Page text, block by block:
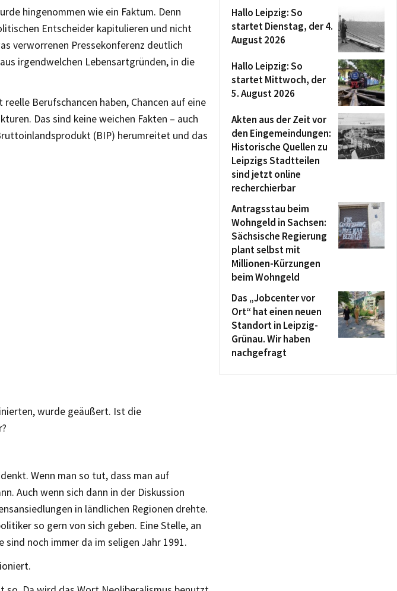
hingenommen wie ein Faktum. Denn
Entscheider kapitulieren und nicht
verworrenen Pressekonferenz deutlich
irgendwelchen Lebensartgründen, in die
Berufschancen haben, Chancen auf eine
Das sind keine weichen Fakten – auch
(BIP) herumreitet und das
wurde geäußert. Ist die
Wenn man so tut, dass man auf
Auch wenn sich dann in der Diskussion
in ländlichen Regionen drehte.
so gern von sich geben. Eine Stelle, an
noch immer da im seligen Jahr 1991.
Hallo Leipzig: So
startet Dienstag, der 4.
August 2026
Hallo Leipzig: So
startet Mittwoch, der
5. August 2026
Akten aus der Zeit vor
den Eingemeindungen:
Historische Quellen zu
Leipzigs Stadtteilen
sind jetzt online
recherchierbar
Antragsstau beim
Wohngeld in Sachsen:
Sächsische Regierung
plant selbst mit
Millionen-Kürzungen
beim Wohngeld
Das „Jobcenter vor
Ort“ hat einen neuen
Standort in Leipzig-
Grünau. Wir haben
nachgefragt